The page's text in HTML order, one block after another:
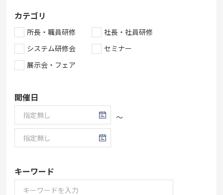
カテゴリ
所長・職員研修
社長・社員研修
システム研修会
セミナー
展示会・フェア
開催日
～
キーワード